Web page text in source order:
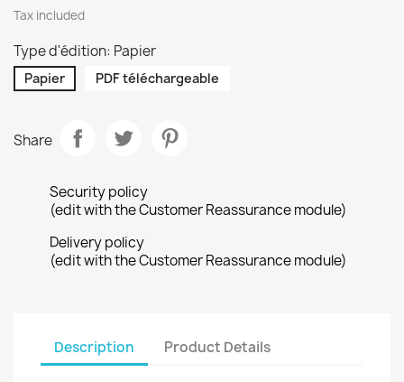
Tax included
Type d'édition: Papier
Papier PDF téléchargeable
Share
Security policy
(edit with the Customer Reassurance module)
Delivery policy
(edit with the Customer Reassurance module)
Description Product Details